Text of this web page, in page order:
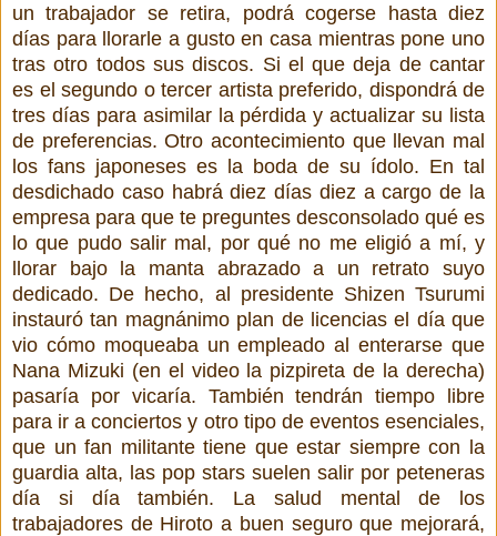
un trabajador se retira, podrá cogerse hasta diez
días para llorarle a gusto en casa mientras pone uno
tras otro todos sus discos. Si el que deja de cantar
es el segundo o tercer artista preferido, dispondrá de
tres días para asimilar la pérdida y actualizar su lista
de preferencias. Otro acontecimiento que llevan mal
los fans japoneses es la boda de su ídolo. En tal
desdichado caso habrá diez días diez a cargo de la
empresa para que te preguntes desconsolado qué es
lo que pudo salir mal, por qué no me eligió a mí, y
llorar bajo la manta abrazado a un retrato suyo
dedicado. De hecho, al presidente Shizen Tsurumi
instauró tan magnánimo plan de licencias el día que
vio cómo moqueaba un empleado al enterarse que
Nana Mizuki (en el video la pizpireta de la derecha)
pasaría por vicaría. También tendrán tiempo libre
para ir a conciertos y otro tipo de eventos esenciales,
que un fan militante tiene que estar siempre con la
guardia alta, las pop stars suelen salir por peteneras
día si día también. La salud mental de los
trabajadores de Hiroto a buen seguro que mejorará,